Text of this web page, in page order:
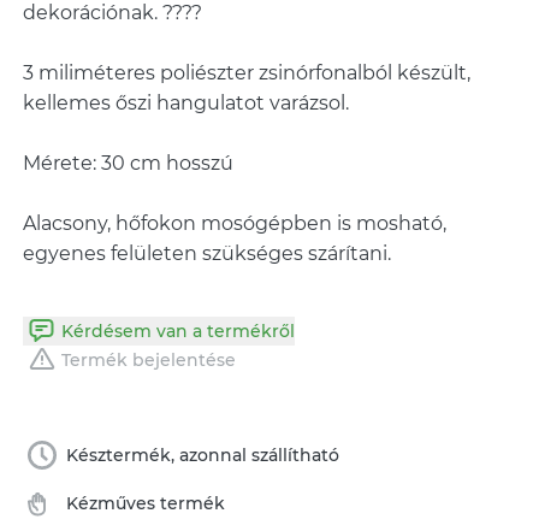
dekorációnak. ????
3 miliméteres poliészter zsinórfonalból készült,
kellemes őszi hangulatot varázsol.
Mérete: 30 cm hosszú
Alacsony, hőfokon mosógépben is mosható,
egyenes felületen szükséges szárítani.
Kérdésem van a termékről
Termék bejelentése
Késztermék, azonnal szállítható
Kézműves termék